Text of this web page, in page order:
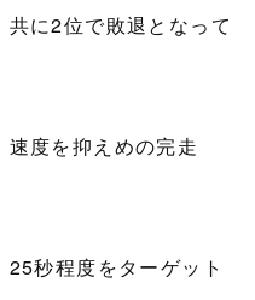
に2位で敗退となって
度を抑えめの完走
秒程度をターゲット